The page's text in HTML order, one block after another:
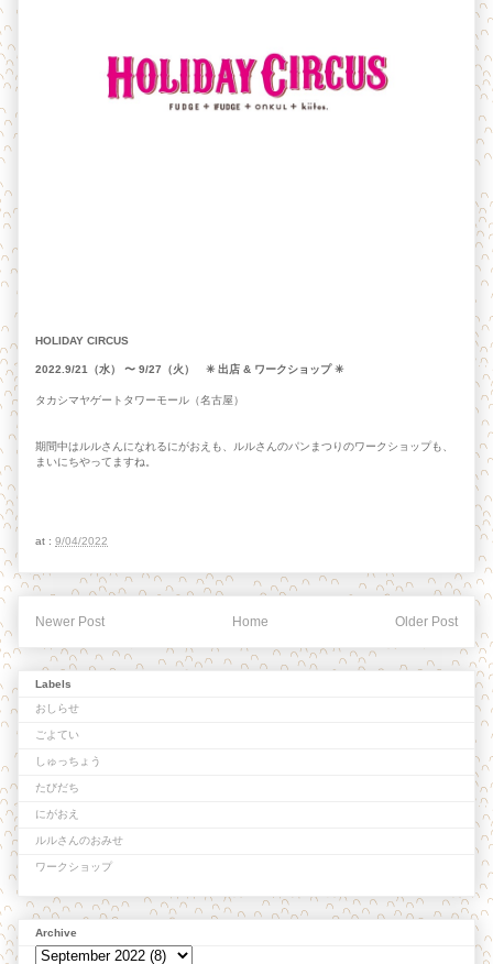
HOLIDAY CIRCUS
2022.9/21（水） 〜 9/27（火） ✳︎ 出店 & ワークショップ ✳︎
タカシマヤゲートタワーモール（名古屋）
期間中はルルさんになれるにがおえも、ルルさんのパンまつりのワークショップも、
まいにちやってますね。
at : 9/04/2022
Newer Post Older Post
Home
Labels
おしらせ
ごよてい
しゅっちょう
たびだち
にがおえ
ルルさんのおみせ
ワークショップ
Archive